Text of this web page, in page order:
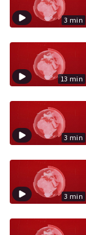
3 min
13 min
3 min
3 min